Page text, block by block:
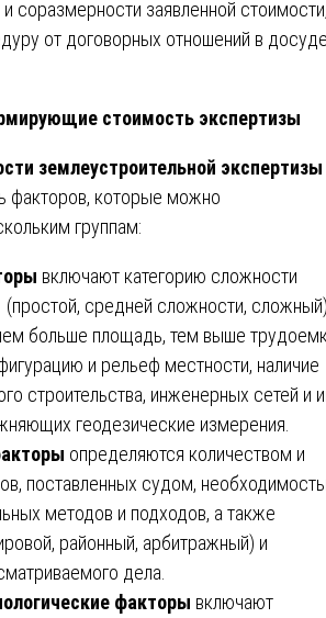
соразмерности заявленной
от договорных отношений в
стоимость экспертизы
землеустроительной
факторов, которые можно
группам:
включают категорию сложности
(простой, средней сложности,
больше площадь, тем выше
и рельеф местности, наличие
строительства, инженерных сетей и
геодезические измерения.
определяются количеством и
поставленных судом,
методов и подходов, а также
районный, арбитражный) и
дела.
факторы включают